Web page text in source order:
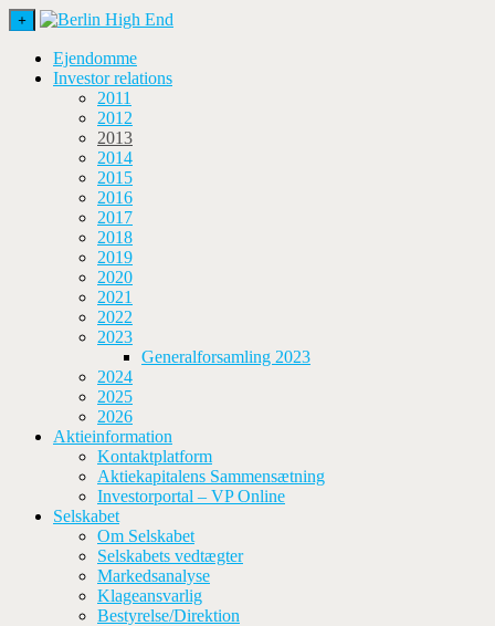
+
Ejendomme
Investor relations
2011
2012
2013
2014
2015
2016
2017
2018
2019
2020
2021
2022
2023
Generalforsamling 2023
2024
2025
2026
Aktieinformation
Kontaktplatform
Aktiekapitalens Sammensætning
Investorportal – VP Online
Selskabet
Om Selskabet
Selskabets vedtægter
Markedsanalyse
Klageansvarlig
Bestyrelse/Direktion